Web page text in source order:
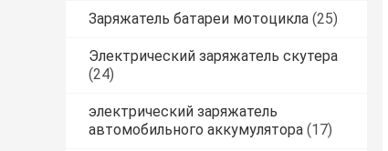
Заряжатель батареи мотоцикла (25)
Электрический заряжатель скутера
(24)
электрический заряжатель
автомобильного аккумулятора (17)